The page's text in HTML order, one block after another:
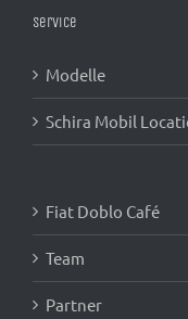
Service
Modelle
Schira Mobil
Fiat Doblo Café
Team
Partner